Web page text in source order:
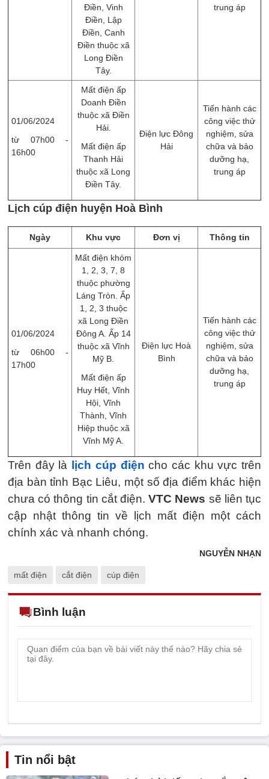
Điền, Vinh
Điền, Lập
Điền, Canh
Điền thuộc xã
Long Điền
Tây.
trung áp
01/06/2024
từ 07h00 -
16h00
Mất điện ấp
Doanh Điền
thuộc xã Điền
Hải.
Mất điện ấp
Thanh Hải
thuộc xã Long
Điền Tây.
Điện lực Đông
Hải
Tiến hành các
công việc thử
nghiệm, sửa
chữa và bảo
dưỡng hạ,
trung áp
Lịch cúp điện huyện Hoà Bình
Ngày Khu vực Đơn vị Thông tin
01/06/2024
từ 06h00 -
17h00
Mất điện khóm
1, 2, 3, 7, 8
thuộc phường
Láng Tròn. Ấp
1, 2, 3 thuộc
xã Long Điền
Đông A. Ấp 14
thuộc xã Vĩnh
Mỹ B.
Mất điện ấp
Huy Hết, Vĩnh
Hội, Vĩnh
Thành, Vĩnh
Hiệp thuộc xã
Vĩnh Mỹ A.
Điện lực Hoà
Bình
Tiến hành các
công việc thử
nghiệm, sửa
chữa và bảo
dưỡng hạ,
trung áp
Trên đây là lịch cúp điện cho các khu vực trên
địa bàn tỉnh Bạc Liêu, một số địa điểm khác hiện
chưa có thông tin cắt điện.VTC News sẽ liên tục
cập nhật thông tin về lịch mất điện một cách
chính xác và nhanh chóng.
NGUYỄN NHẠN
mất điện cắt điện cúp điện
Bình luận
Tin nổi bật